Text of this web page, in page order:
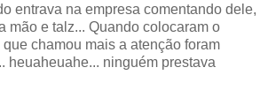
entrava na empresa comentando dele,
mão e talz... Quando colocaram o
que chamou mais a atenção foram
heuaheuahe... ninguém prestava